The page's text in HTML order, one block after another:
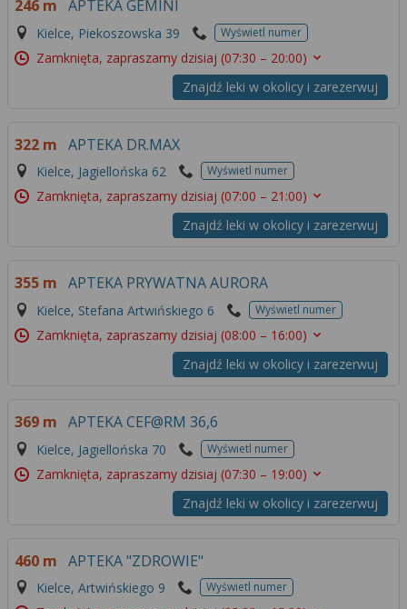
246 m APTEKA GEMINI
Kielce, Piekoszowska 39 Wyświetl numer
Zamknięta, zapraszamy dzisiaj (07:30 – 20:00)
Znajdź leki w okolicy i zarezerwuj
322 m APTEKA DR.MAX
Kielce, Jagiellońska 62 Wyświetl numer
Zamknięta, zapraszamy dzisiaj (07:00 – 21:00)
Znajdź leki w okolicy i zarezerwuj
355 m APTEKA PRYWATNA AURORA
Kielce, Stefana Artwińskiego 6 Wyświetl numer
Zamknięta, zapraszamy dzisiaj (08:00 – 16:00)
Znajdź leki w okolicy i zarezerwuj
369 m APTEKA CEF@RM 36,6
Kielce, Jagiellońska 70 Wyświetl numer
Zamknięta, zapraszamy dzisiaj (07:30 – 19:00)
Znajdź leki w okolicy i zarezerwuj
460 m APTEKA "ZDROWIE"
Kielce, Artwińskiego 9 Wyświetl numer